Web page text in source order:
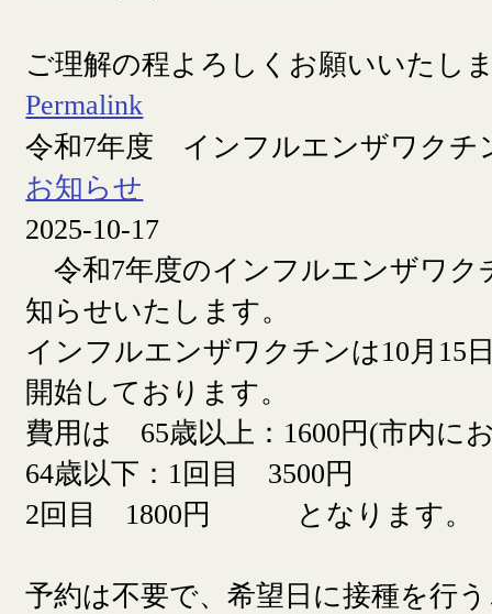
ご理解の程よろしくお願いいたし
Permalink
令和7年度 インフルエンザワクチ
お知らせ
2025-10-17
令和7年度のインフルエンザワク
知らせいたします。
インフルエンザワクチンは10月15
開始しております。
費用は 65歳以上：1600円(市内に
64歳以下：1回目 3500円
2回目 1800円 となります。
予約は不要で、希望日に接種を行